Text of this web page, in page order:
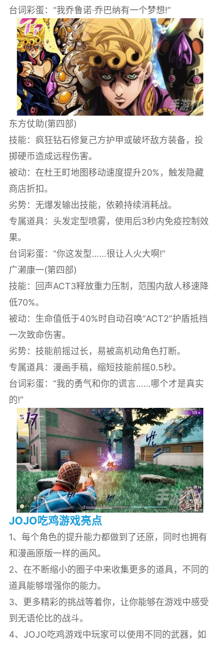
台词彩蛋：“我乔鲁诺·乔巴纳有一个梦想!”
‌东方仗助‌(第四部)
技能：疯狂钻石修复己方护甲或破坏敌方装备，投
掷硬币造成远程伤害。
被动：在杜王町地图移动速度提升20%，触发隐藏
商店折扣。
劣势：无爆发输出技能，依赖持续消耗战。
专属道具：头发定型喷雾，使用后3秒内免疫控制效
果。
台词彩蛋：“你这发型……很让人火大啊!”
‌广濑康一‌(第四部)
技能：回声ACT3释放重力压制，范围内敌人移速降
低70%。
被动：生命值低于40%时自动召唤“ACT2”护盾抵挡
一次致命伤害。
劣势：技能前摇过长，易被高机动角色打断。
专属道具：漫画手稿，缩短技能前摇0.5秒。
台词彩蛋：“我的勇气和你的谎言……哪个才是真实
的!”
JOJO吃鸡游戏亮点
1、每个角色的提升能力都做到了还原，同时也拥有
和漫画原版一样的画风。
2、在不断缩小的圈子中来收集更多的道具，不同的
道具能够增强你的能力。
3、更多精彩的挑战等着你，让你能够在游戏中感受
到无语伦比的战斗。
4、JOJO吃鸡游戏中玩家可以使用不同的武器，如